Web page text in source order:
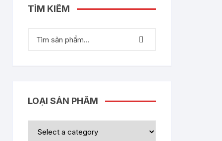
TÌM KIẾM
LOẠI SẢN PHẨM